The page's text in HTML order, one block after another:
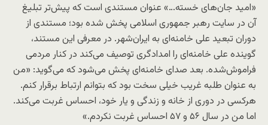
«امید جان‌های خسته…» عنوان مستندی است که پیش‌تر تبلیغ
آن در سایت رهبر جمهوری اسلامی پخش شده بود؛ مستندی از
دوران تبعید علی خامنه‌ای به ایران‌شهر. در معرفی این مستند،
گوینده علی خامنه‌ای را امدادگری توصیف می‌کند در کنار مردمی
فراموش‌شده. بعد صدای خامنه‌ای پخش می‌شود که می‌گوید: «من
به عنوان طلبه غریب خیلی سخت بود که بتوانم ارتباط برقرار کنم.
هرکسی در دوری از خانه و زندگی و یار خود، احساس غربت می‌کند.
اما من در سال ۵۶ و ۵۷ احساس غربت نکردم.»